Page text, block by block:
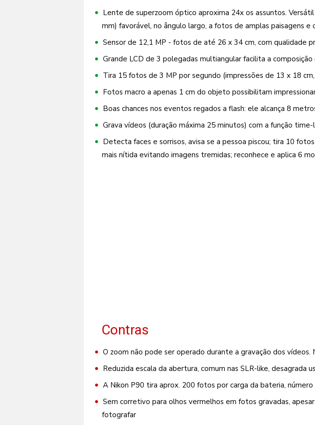
Lente de superzoom óptico aproxima 24x os assuntos.
mm) favorável, no ângulo largo, a fotos de amplas paisagens e
Sensor de 12,1 MP - fotos de até 26 x 34 cm, com qualidade
Grande LCD de 3 polegadas multiangular facilita a composição
Tira 15 fotos de 3 MP por segundo (impressões de 13 x 18
Fotos macro a apenas 1 cm do objeto possibilitam
Boas chances nos eventos regados a flash: ele alcança 8
Grava vídeos (duração máxima 25 minutos) com a função time-
Detecta faces e sorrisos, avisa se a pessoa piscou; tira 10
mais nítida evitando imagens tremidas; reconhece e aplica 6
Contras
O zoom não pode ser operado durante a gravação dos vídeos.
Reduzida escala da abertura, comum nas SLR-like, desagrada
A Nikon P90 tira aprox. 200 fotos por carga da bateria,
Sem corretivo para olhos vermelhos em fotos gravadas,
fotografar